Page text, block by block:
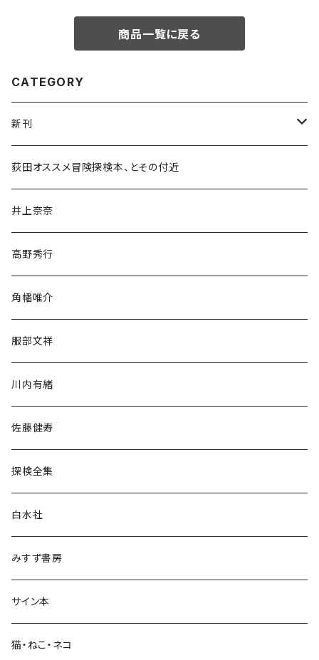
商品一覧に戻る
CATEGORY
新刊
和書
文学・小説・物語
随筆・ノンフィクション・その他
民族・風習
言語・ことば
荻田オススメ冒険探検本、とその付近
井上奈奈
高野秀行
角幡唯介
服部文祥
川内有緒
佐藤健寿
探検全集
白水社
みすず書房
サイン本
猫・ねこ・ネコ